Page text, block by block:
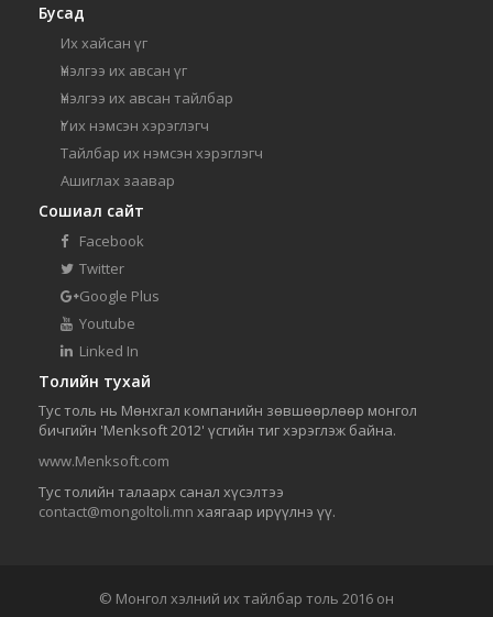
Бусад
Их хайсан үг
Үнэлгээ их авсан үг
Үнэлгээ их авсан тайлбар
Үг их нэмсэн хэрэглэгч
Тайлбар их нэмсэн хэрэглэгч
Ашиглах заавар
Сошиал сайт
Facebook
Twitter
Google Plus
Youtube
Linked In
Толийн тухай
Тус толь нь Мөнхгал компанийн зөвшөөрлөөр монгол
бичгийн 'Menksoft 2012' үсгийн тиг хэрэглэж байна.
www.Menksoft.com
Тус толийн талаарх санал хүсэлтээ
contact@mongoltoli.mn хаягаар ирүүлнэ үү.
© Монгол хэлний их тайлбар толь 2016 он